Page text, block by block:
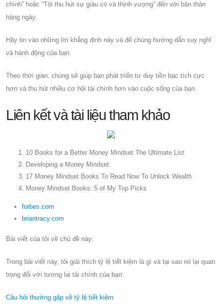
chính” hoặc “Tôi thu hút sự giàu có và thịnh vượng” đến với bản thân
hàng ngày.
Hãy tin vào những lời khẳng định này và để chúng hướng dẫn suy nghĩ
và hành động của bạn.
Theo thời gian, chúng sẽ giúp bạn phát triển tư duy tiền bạc tích cực
hơn và thu hút nhiều cơ hội tài chính hơn vào cuộc sống của bạn.
Liên kết và tài liệu tham khảo
10 Books for a Better Money Mindset The Ultimate List
Developing a Money Mindset
17 Money Mindset Books To Read Now To Unlock Wealth
Money Mindset Books: 5 of My Top Picks
forbes.com
briantracy.com
Bài viết của tôi về chủ đề này:
Trong bài viết này, tôi giải thích tỷ lệ tiết kiệm là gì và tại sao nó lại quan
trọng đối với tương lai tài chính của bạn:
Câu hỏi thường gặp về tỷ lệ tiết kiệm